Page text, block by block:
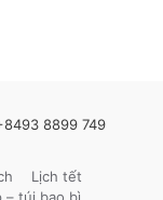
8899 749
Lịch tết